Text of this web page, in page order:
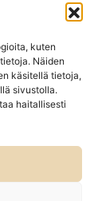
kuten
Näiden
käsitellä tietoja,
sivustolla.
haitallisesti